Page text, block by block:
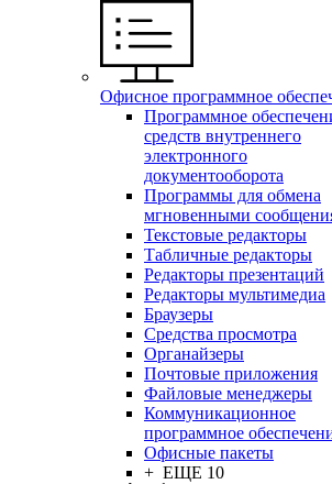
Офисное программное
Программное
средств внутреннего
электронного
документооборота
Программы для обмена
мгновенными
Текстовые редакторы
Табличные редакторы
Редакторы презентаций
Редакторы мультимедиа
Браузеры
Средства просмотра
Органайзеры
Почтовые приложения
Файловые менеджеры
Коммуникационное
программное
Офисные пакеты
+ ЕЩЕ 10